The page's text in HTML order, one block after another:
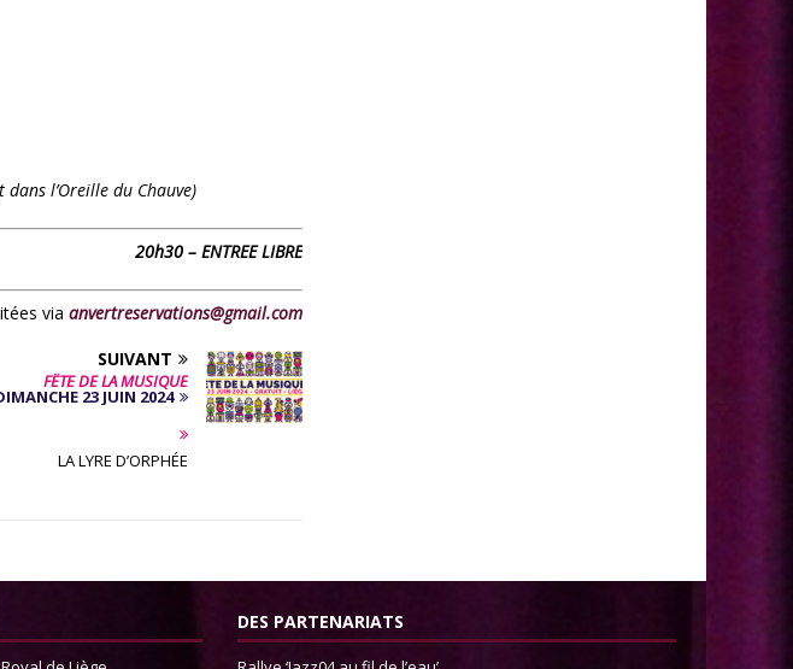
l’Oreille du Chauve)
20h30 – ENTREE LIBRE
via anvertreservations@gmail.com
SUIVANT
FÊTE DE LA MUSIQUE
23 JUIN 2024
LA LYRE D’ORPHÉE
DES PARTENARIATS